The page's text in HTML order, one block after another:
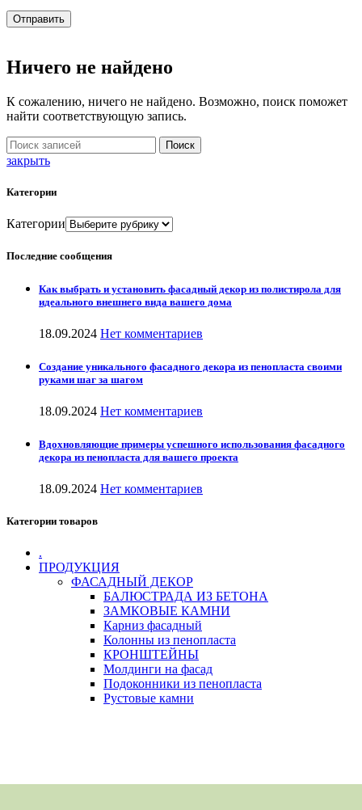
Ничего не найдено
К сожалению, ничего не найдено. Возможно, поиск поможет
найти соответствующую запись.
Поиск
закрыть
Категории
Категории
Последние сообщения
Как выбрать и установить фасадный декор из полистирола для
идеального внешнего вида вашего дома
18.09.2024 Нет комментариев
Создание уникального фасадного декора из пенопласта своими
руками шаг за шагом
18.09.2024 Нет комментариев
Вдохновляющие примеры успешного использования фасадного
декора из пенопласта для вашего проекта
18.09.2024 Нет комментариев
Категории товаров
.
ПРОДУКЦИЯ
ФАСАДНЫЙ ДЕКОР
БАЛЮСТРАДА ИЗ БЕТОНА
ЗАМКОВЫЕ КАМНИ
Карниз фасадный
Колонны из пенопласта
КРОНШТЕЙНЫ
Молдинги на фасад
Подоконники из пенопласта
Рустовые камни